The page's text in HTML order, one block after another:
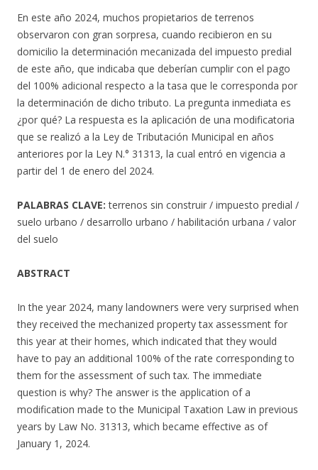
En este año 2024, muchos propietarios de terrenos
observaron con gran sorpresa, cuando recibieron en su
domicilio la determinación mecanizada del impuesto predial
de este año, que indicaba que deberían cumplir con el pago
del 100% adicional respecto a la tasa que le corresponda por
la determinación de dicho tributo. La pregunta inmediata es
¿por qué? La respuesta es la aplicación de una modificatoria
que se realizó a la Ley de Tributación Municipal en años
anteriores por la Ley N.° 31313, la cual entró en vigencia a
partir del 1 de enero del 2024.
PALABRAS CLAVE: terrenos sin construir / impuesto predial /
suelo urbano / desarrollo urbano / habilitación urbana / valor
del suelo
ABSTRACT
In the year 2024, many landowners were very surprised when
they received the mechanized property tax assessment for
this year at their homes, which indicated that they would
have to pay an additional 100% of the rate corresponding to
them for the assessment of such tax. The immediate
question is why? The answer is the application of a
modification made to the Municipal Taxation Law in previous
years by Law No. 31313, which became effective as of
January 1, 2024.